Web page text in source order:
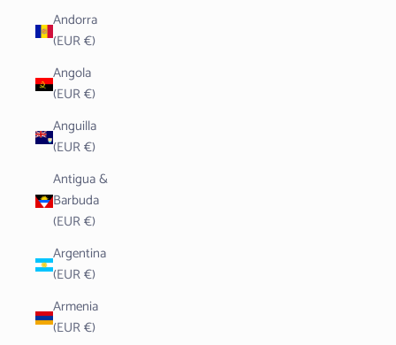
Andorra
(EUR €)
Angola
(EUR €)
Anguilla
(EUR €)
Antigua &
Barbuda
(EUR €)
Argentina
(EUR €)
Armenia
(EUR €)